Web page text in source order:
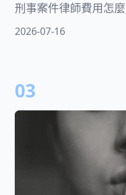
刑事案件律師費用怎
麼？刑事案件律師怎
2026-07-16
03